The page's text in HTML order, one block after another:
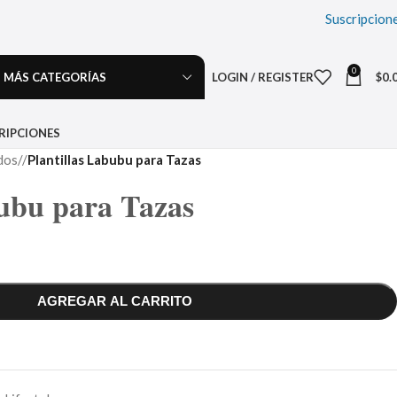
MÁS CATEGORÍAS LOGIN / REGISTER 0 $
/ Plantillas Labubu para Tazas
para Tazas
AGREGAR AL CARRITO